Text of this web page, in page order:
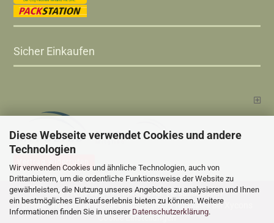
Diese Webseite verwendet Cookies und andere
Technologien
Wir verwenden Cookies und ähnliche Technologien, auch von
Drittanbietern, um die ordentliche Funktionsweise der Website zu
gewährleisten, die Nutzung unseres Angebotes zu analysieren und Ihnen
ein bestmögliches Einkaufserlebnis bieten zu können. Weitere
Informationen finden Sie in unserer Datenschutzerklärung.
Sicher Einkaufen
Alle Preise sind inkl. MwSt., zzgl.Versandkosten
Online Shopby Gambio.de © 2025 Gambio Templates bei
Cookie Einstellungen